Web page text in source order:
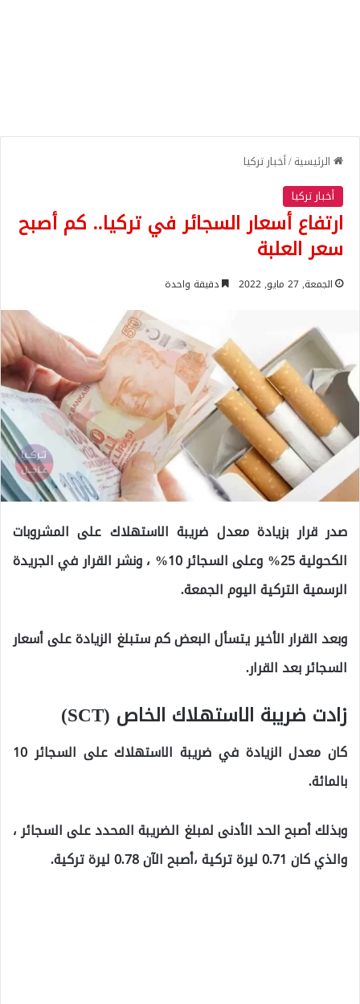
الرئيسية/أخبار تركيا
أخبار تركيا
ارتفاع أسعار السجائر في تركيا.. كم أصبح
سعر العلبة
الجمعة, 27 مايو, 2022 دقيقة واحدة
صدر قرار بزيادة معدل ضريبة الاستهلاك على المشروبات
الكحولية 25% وعلى السجائر 10% ، ونشر القرار في الجريدة
الرسمية التركية اليوم الجمعة.
وبعد القرار الأخير يتسأل البعض كم ستبلغ الزيادة على أسعار
السجائر بعد القرار.
زادت ضريبة الاستهلاك الخاص (SCT)
كان معدل الزيادة في ضريبة الاستهلاك على السجائر 10
بالمائة.
وبذلك أصبح الحد الأدنى لمبلغ الضريبة المحدد على السجائر ،
والذي كان 0.71 ليرة تركية ،أصبح الآن 0.78 ليرة تركية.